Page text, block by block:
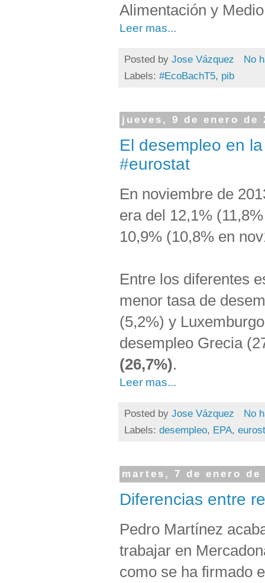
Alimentación y
Leer mas...
Posted by Jose Vázquez
No
Labels: #EcoBachT5, pib
jueves, 9 de enero de
El desempleo en
#eurostat
En noviembre de
era del 12,1%
10,9% (10,8% en
Entre los diferentes
menor tasa de
(5,2%) y
desempleo Grecia
(26,7%).
Leer mas...
Posted by Jose Vázquez
No
Labels: desempleo, EPA,
martes, 7 de enero de
Diferencias entre
Pedro Martínez
trabajar en
como se ha firmado